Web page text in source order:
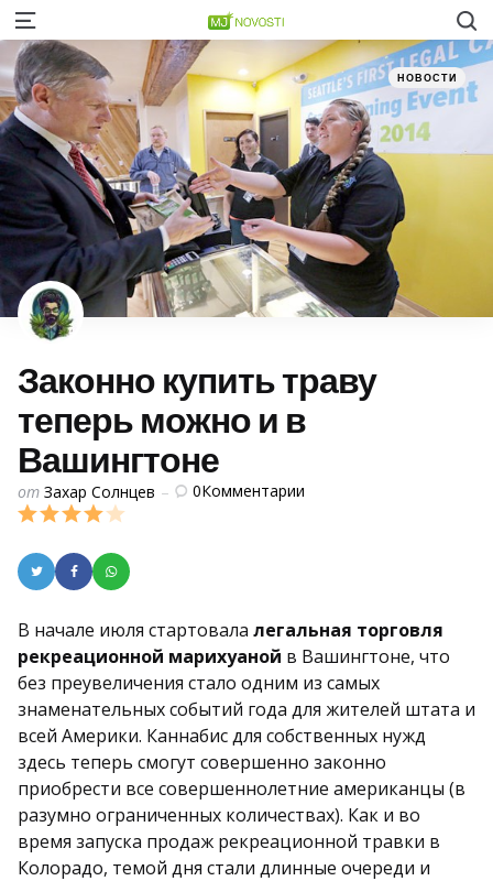
Menu
Категории
Posted
in
НОВОСТИ
Законно купить траву
теперь можно и в
Вашингтоне
Posted
by
от Захар Солнцев 0Комментарии
В начале июля стартовала легальная торговля
рекреационной марихуаной в Вашингтоне, что
без преувеличения стало одним из самых
знаменательных событий года для жителей штата и
всей Америки. Каннабис для собственных нужд
здесь теперь смогут совершенно законно
приобрести все совершеннолетние американцы (в
разумно ограниченных количествах). Как и во
время запуска продаж рекреационной травки в
Колорадо, темой дня стали длинные очереди и